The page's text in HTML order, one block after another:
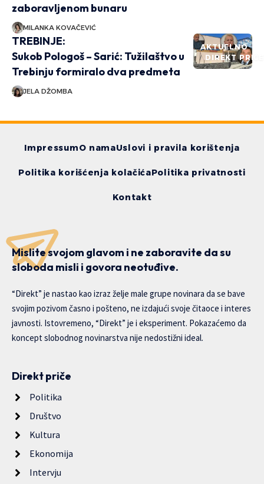
zaboravljenom bunaru
MILANKA KOVAČEVIĆ
AKTUELNO
DIREKT PRIČE
TREBINJE:
Sukob Pologoš – Sarić: Tužilaštvo u
Trebinju formiralo dva predmeta
JELA DŽOMBA
ImpressumO namaUslovi i pravila korištenja
Politika korišćenja kolačićaPolitika privatnosti
Kontakt
Mislite svojom glavom i ne zaboravite da su
sloboda misli i govora neotuđive.
“Direkt” je nastao kao izraz želje male grupe novinara da se bave
svojim pozivom časno i pošteno, ne izdajući svoje čitaoce i interes
javnosti. Istovremeno, “Direkt” je i eksperiment. Pokazaćemo da
koncept slobodnog novinarstva nije nedostižni ideal.
Direkt priče
Politika
Društvo
Kultura
Ekonomija
Intervju